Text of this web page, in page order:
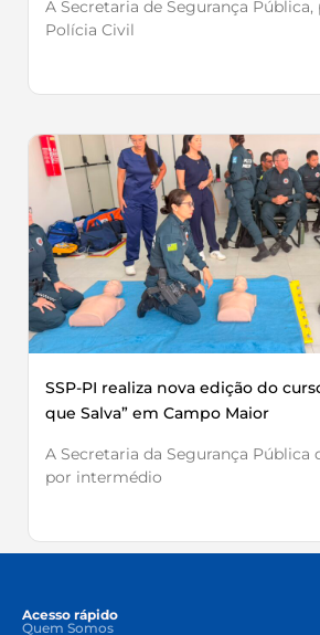
A Secretaria de Segurança
Polícia Civil
SSP-PI realiza nova edição do
que Salva” em Campo Maior
A Secretaria da Segurança Pública
por intermédio
Acesso rápido
Quem Somos